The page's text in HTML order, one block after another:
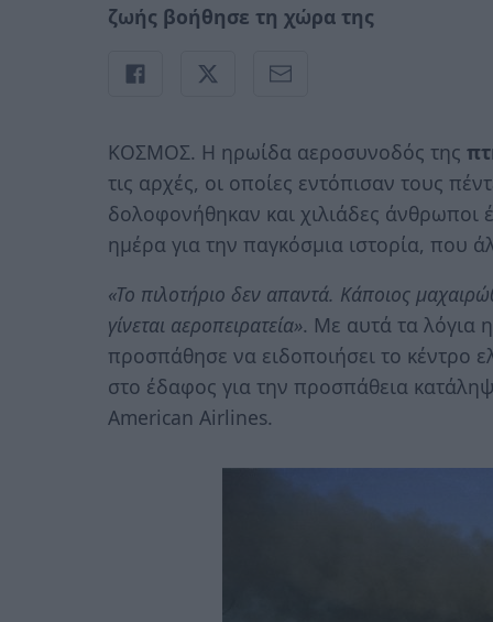
ζωής βοήθησε τη χώρα της
ΚΟΣΜΟΣ. Η ηρωίδα αεροσυνοδός της
τις αρχές, οι οποίες εντόπισαν τους
δολοφονήθηκαν και χιλιάδες
ημέρα για την παγκόσμια ιστορία, που
«Το πιλοτήριο δεν απαντά. Κάποιος
γίνεται αεροπειρατεία». Με αυτά τα λόγια
προσπάθησε να ειδοποιήσει το κέντρο
στο έδαφος για την προσπάθεια
American Airlines.